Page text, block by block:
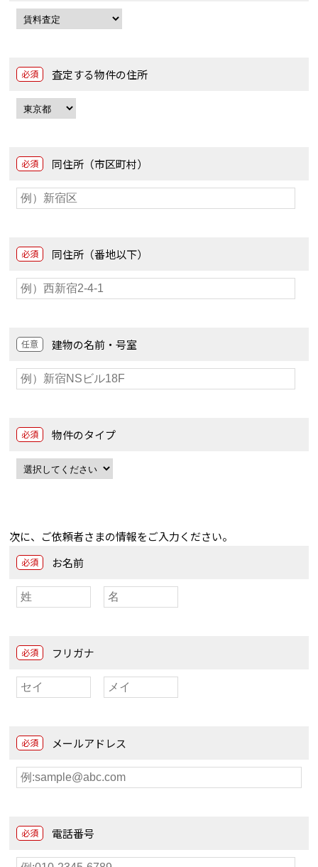
査定する物件の住所
必須
同住所（市区町村）
必須
同住所（番地以下）
必須
建物の名前・号室
任意
物件のタイプ
必須
次に、ご依頼者さまの情報をご入力ください。
お名前
必須
フリガナ
必須
メールアドレス
必須
電話番号
必須